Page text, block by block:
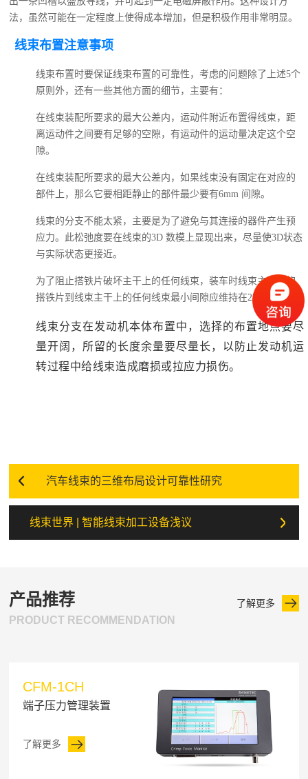
法，虽然可能在一定程度上使得成本增加，但是积极作用非常明显。
线束布置注意事项
线束布置时要保证线束布置的可靠性，考虑的问题除了上述5个
原则外，还有一些其他方面的细节，主要有：
在线束装配所要求的最大公差内，运动件附近布置得线束，距
离运动件之间要有足够的空隙，有运动件的运动量决定这个空
隙。
在线束装配所要求的最大公差内，如果线束没有固定在对应的
部件上，那么它要相距静止的部件最少要有6mm 间隙。
线束的分支不能太紧，主要是为了避免与其连接的器件产生预
应力。 此松弛度要在线束的3D 数模上显现出来，尽量使3D状态
与实际状态更接近。
为了阻止搭铁片破坏主干上的任何线束，装车时线束主干上的
搭铁片到线束主干上的任何线束最小间隙应维持在25mm以上。
线束分支在发动机本体布置中，选择的布置地点要尽
量开阔，所留的长度余量要尽量长，以防止发动机运
转过程中给线束造成磨损或拉应力损伤。
汽车线束的三维布局设计可靠性研究
线束世界 | 智能线束加工设备浅议
产品推荐
PRODUCT RECOMMENDATION
了解更多
CFM-1CH
端子压力管理装置
了解更多